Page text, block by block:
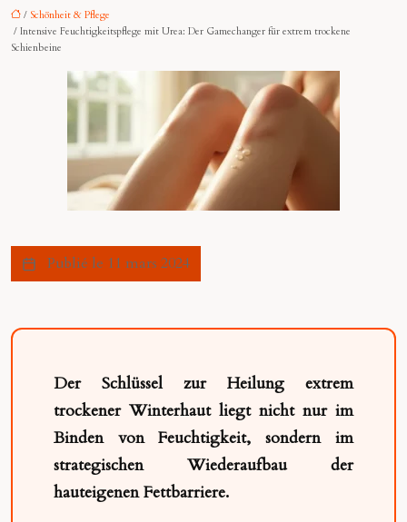
/ Schönheit & Pflege
/ Intensive Feuchtigkeitspflege mit Urea: Der Gamechanger für extrem trockene
Schienbeine
Publié le 11 mars 2024
Der Schlüssel zur Heilung extrem
trockener Winterhaut liegt nicht nur im
Binden von Feuchtigkeit, sondern im
strategischen Wiederaufbau der
hauteigenen Fettbarriere.